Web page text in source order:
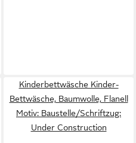
Kinderbettwäsche Kinder-
Bettwäsche, Baumwolle, Flanell
Motiv: Baustelle/Schriftzug:
Under Construction